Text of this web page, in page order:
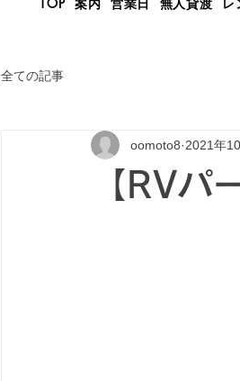
全ての記事
【RV
oomoto8 2021年